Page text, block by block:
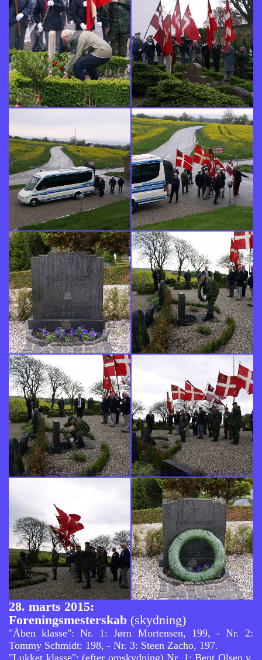
28. marts 2015:
Foreningsmesterskab (skydning)
"Åben klasse": Nr. 1: Jørn Mortensen, 199, - Nr. 2:
Tommy Schmidt: 198, - Nr. 3: Steen Zacho, 197.